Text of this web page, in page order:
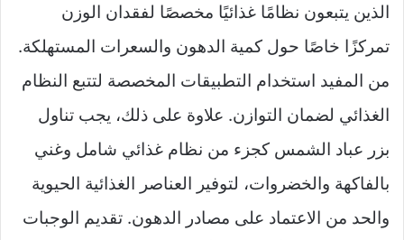
الذين يتبعون نظامًا غذائيًا مخصصًا لفقدان الوزن
تمركزًا خاصًا حول كمية الدهون والسعرات المستهلكة.
من المفيد استخدام التطبيقات المخصصة لتتبع النظام
الغذائي لضمان التوازن. علاوة على ذلك، يجب تناول
بزر عباد الشمس كجزء من نظام غذائي شامل وغني
بالفاكهة والخضروات، لتوفير العناصر الغذائية الحيوية
والحد من الاعتماد على مصادر الدهون. تقديم الوجبات